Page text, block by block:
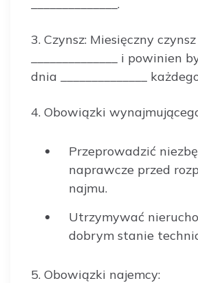
______________.
3. Czynsz: Miesięczny
______________ i powinien
dnia ______________
4. Obowiązki
Przeprowadzić
naprawcze przed
najmu.
Utrzymywać
dobrym stanie
5. Obowiązki najemcy: